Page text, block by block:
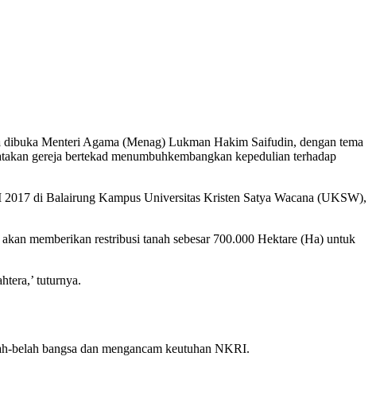
Menteri Agama (Menag) Lukman Hakim Saifudin, dengan tema
gereja bertekad menumbuhkembangkan kepedulian terhadap
2017 di Balairung Kampus Universitas Kristen Satya Wacana (UKSW),
memberikan restribusi tanah sebesar 700.000 Hektare (Ha) untuk
tuturnya.
belah bangsa dan mengancam keutuhan NKRI.